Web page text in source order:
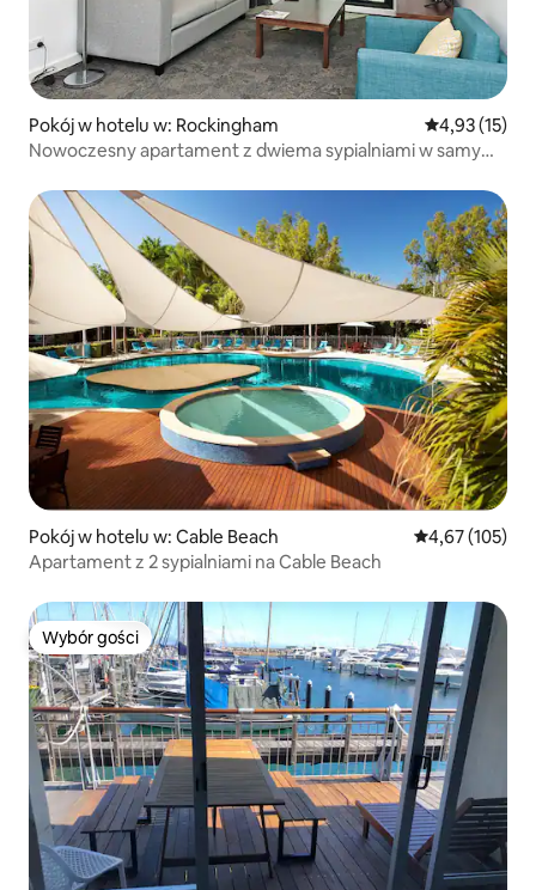
Pokój w hotelu w: Rockingham Średnia
4,93 (15)
Nowoczesny apartament z dwiema sypialniami w samym
Pokój w hotelu w: Cable Beach Średnia
4,67 (105)
Apartament z 2 sypialniami na Cable Beach
Wybór gości
Wybór gości